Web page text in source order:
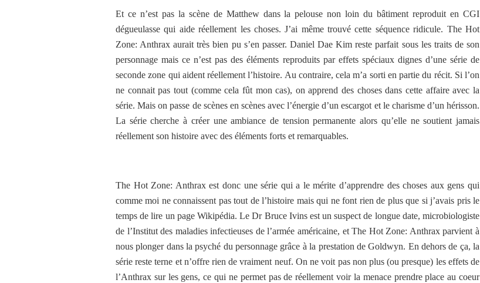
Et ce n’est pas la scène de Matthew dans la pelouse non loin du bâtiment reproduit en CGI
dégueulasse qui aide réellement les choses. J’ai même trouvé cette séquence ridicule. The Hot
Zone: Anthrax aurait très bien pu s’en passer. Daniel Dae Kim reste parfait sous les traits de son
personnage mais ce n’est pas des éléments reproduits par effets spéciaux dignes d’une série de
seconde zone qui aident réellement l’histoire. Au contraire, cela m’a sorti en partie du récit. Si l’on
ne connait pas tout (comme cela fût mon cas), on apprend des choses dans cette affaire avec la
série. Mais on passe de scènes en scènes avec l’énergie d’un escargot et le charisme d’un hérisson.
La série cherche à créer une ambiance de tension permanente alors qu’elle ne soutient jamais
réellement son histoire avec des éléments forts et remarquables.
The Hot Zone: Anthrax est donc une série qui a le mérite d’apprendre des choses aux gens qui
comme moi ne connaissent pas tout de l’histoire mais qui ne font rien de plus que si j’avais pris le
temps de lire un page Wikipédia. Le Dr Bruce Ivins est un suspect de longue date, microbiologiste
de l’Institut des maladies infectieuses de l’armée américaine, et The Hot Zone: Anthrax parvient à
nous plonger dans la psyché du personnage grâce à la prestation de Goldwyn. En dehors de ça, la
série reste terne et n’offre rien de vraiment neuf. On ne voit pas non plus (ou presque) les effets de
l’Anthrax sur les gens, ce qui ne permet pas de réellement voir la menace prendre place au coeur